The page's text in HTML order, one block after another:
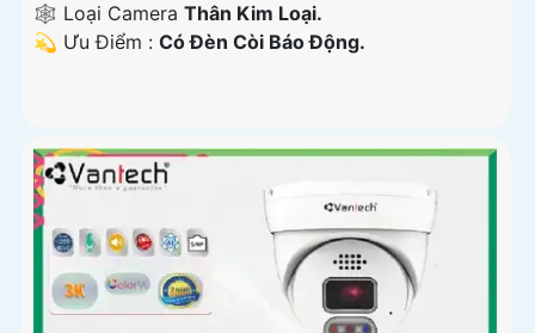
🕸️ Loại Camera Thân Kim Loại.
️💫 Ưu Điểm : Có Đèn Còi Báo Động.